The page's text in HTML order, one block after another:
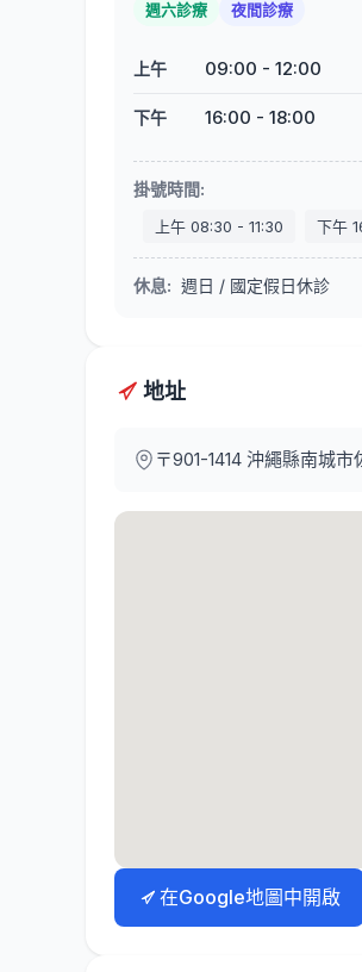
週六診療 夜間診療
上午 09:00 - 12:00
下午 16:00 - 18:00
掛號時間:
上午 08:30 - 11:30 下午
休息: 週日 / 國定假日休診
地址
〒901-1414 沖繩縣南城市
在Google地圖中開啟